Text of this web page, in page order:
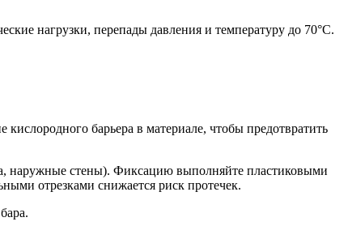
нагрузки, перепады давления и температуру до 70°C.
барьера в материале, чтобы предотвратить
наружные стены). Фиксацию выполняйте пластиковыми
отрезками снижается риск протечек.